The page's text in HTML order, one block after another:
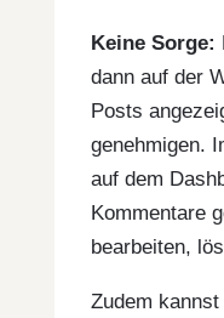
Keine Sorge:
dann auf der
Posts
genehmigen.
auf dem
Kommentare
bearbeiten,
Zudem